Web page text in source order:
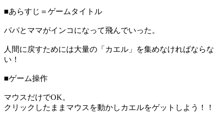
■あらすじ＝ゲームタイトル
パパとママがインコになって飛んでいった。
人間に戻すためには大量の「カエル」を集めなければならな
い！
■ゲーム操作
マウスだけでOK。
クリックしたままマウスを動かしカエルをゲットしよう！！